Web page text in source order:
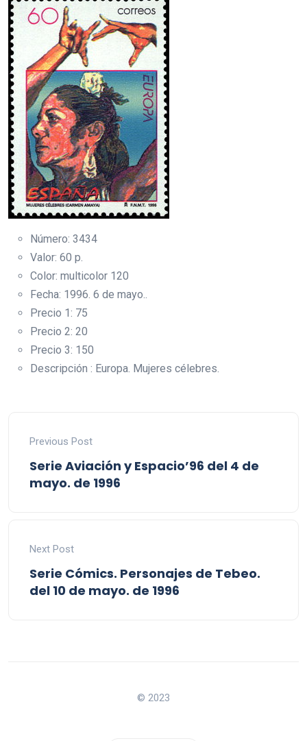
Número: 3434
Valor: 60 p.
Color: multicolor 120
Fecha: 1996. 6 de mayo..
Precio 1: 75
Precio 2: 20
Precio 3: 150
Descripción : Europa. Mujeres célebres.
Previous Post
Serie Aviación y Espacio’96 del 4 de
mayo. de 1996
Next Post
Serie Cómics. Personajes de Tebeo.
del 10 de mayo. de 1996
© 2023